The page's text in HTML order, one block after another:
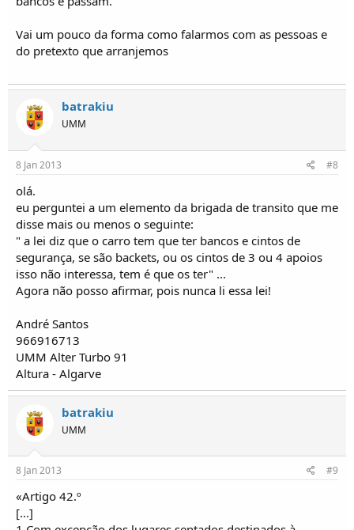
Vai um pouco da forma como falarmos com as pessoas e
do pretexto que arranjemos
batrakiu
UMM
8 Jan 2013 #8
olá.
eu perguntei a um elemento da brigada de transito que me
disse mais ou menos o seguinte:
" a lei diz que o carro tem que ter bancos e cintos de
segurança, se são backets, ou os cintos de 3 ou 4 apoios
isso não interessa, tem é que os ter" ...
Agora não posso afirmar, pois nunca li essa lei!
André Santos
966916713
UMM Alter Turbo 91
Altura - Algarve
batrakiu
UMM
8 Jan 2013 #9
«Artigo 42.º
[...]